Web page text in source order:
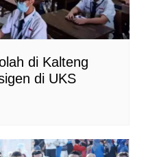
di Kalteng
di UKS